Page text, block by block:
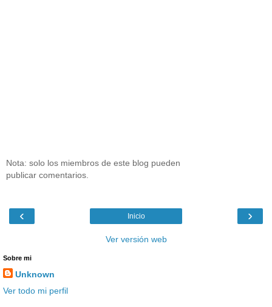
Nota: solo los miembros de este blog pueden
publicar comentarios.
‹ ›
Inicio
Ver versión web
Sobre mi
Unknown
Ver todo mi perfil